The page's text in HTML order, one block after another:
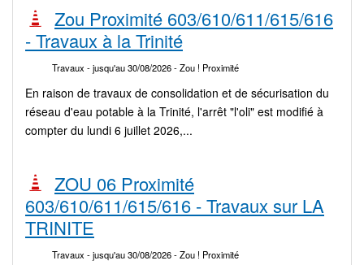
Zou Proximité 603/610/611/615/616
- Travaux à la Trinité
Travaux - jusqu'au 30/08/2026- Zou ! Proximité
En raison de travaux de consolidation et de sécurisation du
réseau d'eau potable à la Trinité, l'arrêt "l'oli" est modifié à
compter du lundi 6 juillet 2026,...
ZOU 06 Proximité
603/610/611/615/616 - Travaux sur LA
TRINITE
Travaux - jusqu'au 30/08/2026- Zou ! Proximité